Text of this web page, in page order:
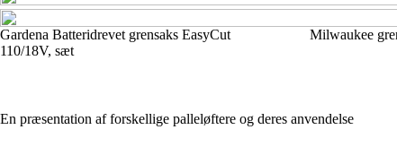
Gardena Batteridrevet grensaks EasyCut
110/18V, sæt
Milwaukee
En præsentation af forskellige palleløftere og deres anvendelse